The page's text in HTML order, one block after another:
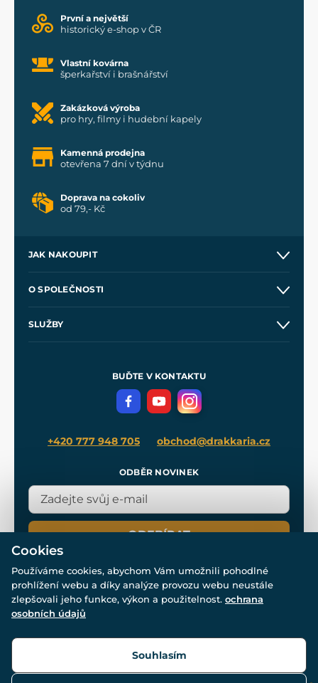
První a největší
historický e-shop v ČR
Vlastní kovárna
šperkařství i brašnářství
Zakázková výroba
pro hry, filmy i hudební kapely
Kamenná prodejna
otevřena 7 dní v týdnu
Doprava na cokoliv
od 79,- Kč
JAK NAKOUPIT
Velkoobchod
O SPOLEČNOSTI
SLUŽBY
Meče pro Kingdom Come
BUĎTE V KONTAKTU
+420 777 948 705 obchod@drakkaria.cz
ODBĚR NOVINEK
ODEBÍRAT
© Všechna práva vyhrazena. www.drakkaria.cz 2007-2026.
Cookies
Používáme cookies, abychom Vám umožnili pohodlné
prohlížení webu a díky analýze provozu webu neustále
zlepšovali jeho funkce, výkon a použitelnost. ochrana
osobních údajů
Souhlasím